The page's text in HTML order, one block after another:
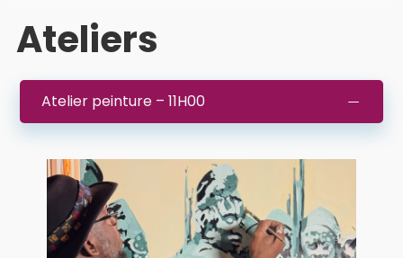
Ateliers
Atelier peinture – 11H00